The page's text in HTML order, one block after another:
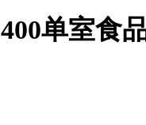
400单室食